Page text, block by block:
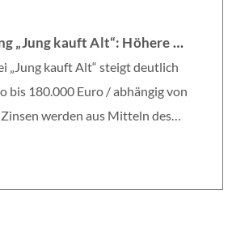
KfW-Förderung „Jung kauft Alt“: Höhere Kredite ab August 2026
„Jung kauft Alt“ steigt deutlich
bis 180.000 Euro / abhängig von
werden aus Mitteln des
Heutiger Zins bei 0,53 Prozent
verpflichten sich zu